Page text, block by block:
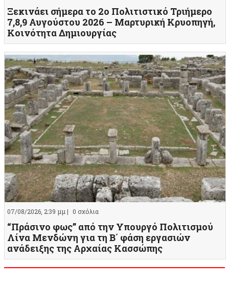
Ξεκινάει σήμερα το 2ο Πολιτιστικό Τριήμερο
7,8,9 Αυγούστου 2026 – Μαρτυρική Κρυοπηγή,
Κοινότητα Δημιουργίας
07/08/2026, 2:39 μμ | 0 σχόλια
“Πράσινο φως” από την Υπουργό Πολιτισμού
Λίνα Μενδώνη για τη Β΄ φάση εργασιών
ανάδειξης της Αρχαίας Κασσώπης